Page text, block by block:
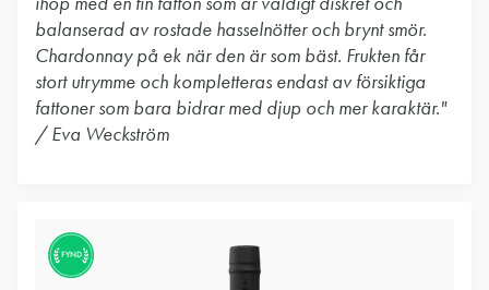
balanserad av rostade hasselnötter och brynt smör.
Chardonnay på ek när den är som bäst. Frukten får
stort utrymme och kompletteras endast av försiktiga
fattoner som bara bidrar med djup och mer karaktär."
/ Eva Weckström
FYND